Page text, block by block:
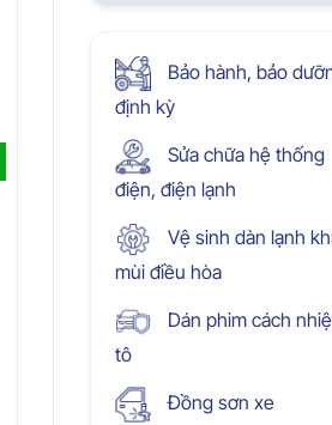
Bảo hành, bảo
định kỳ
Sửa chữa hệ thống
điện, điện lạnh
Vệ sinh dàn lạnh
mùi điều hòa
Dán phim cách
tô
Đồng sơn xe